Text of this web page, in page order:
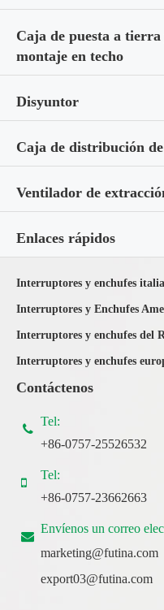
Caja de puesta a
montaje en techo
Disyuntor
Caja de distribución
Ventilador de
Enlaces rápidos
Interruptores y enchufes
Interruptores y Enchufes
Interruptores y enchufes del
Interruptores y enchufes
Contáctenos
Tel:
+86-0757-25526532
Tel:
+86-0757-23662663
Envíenos un correo
marketing@futina.com
export03@futina.com